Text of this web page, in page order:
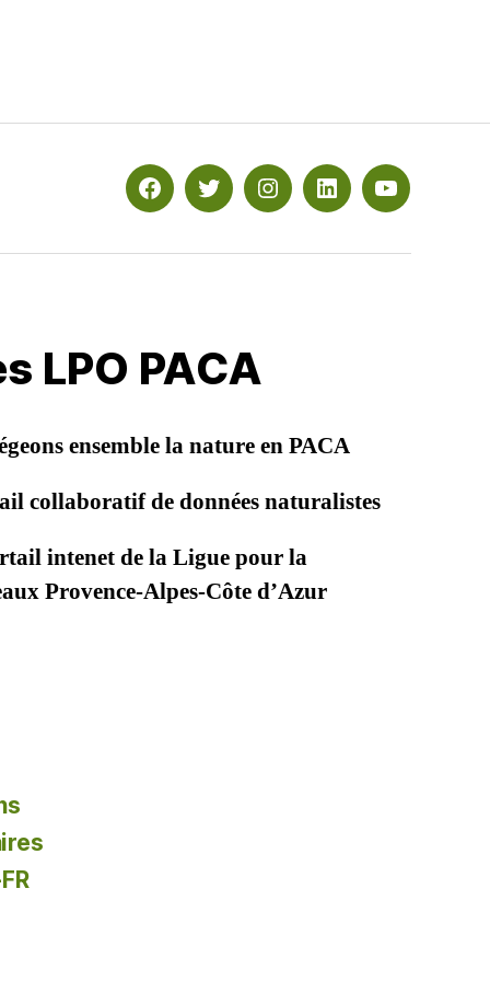
FacebookTwitterInstagramLinkedinYouTube
LPO PACA
ensemble la nature en PACA
collaboratif de données naturalistes
intenet de la Ligue pour la
Provence-Alpes-Côte d’Azur